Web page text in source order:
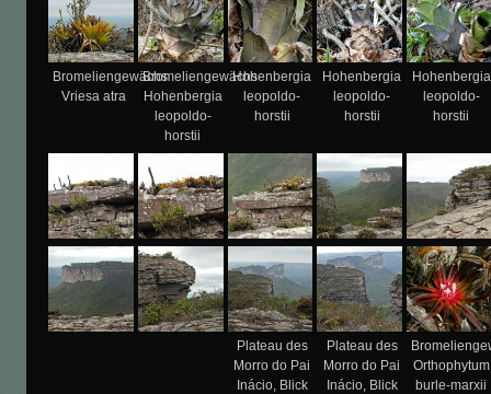
Bromeliengewächs
Vriesa atra
Bromeliengewächs
Hohenbergia
leopoldo-
horstii
Hohenbergia
leopoldo-
horstii
Hohenbergia
leopoldo-
horstii
Hohenbergia
leopoldo-
horstii
Plateau des
Morro do Pai
Inácio, Blick
Plateau des
Morro do Pai
Inácio, Blick
Orthophytum
burle-marxii